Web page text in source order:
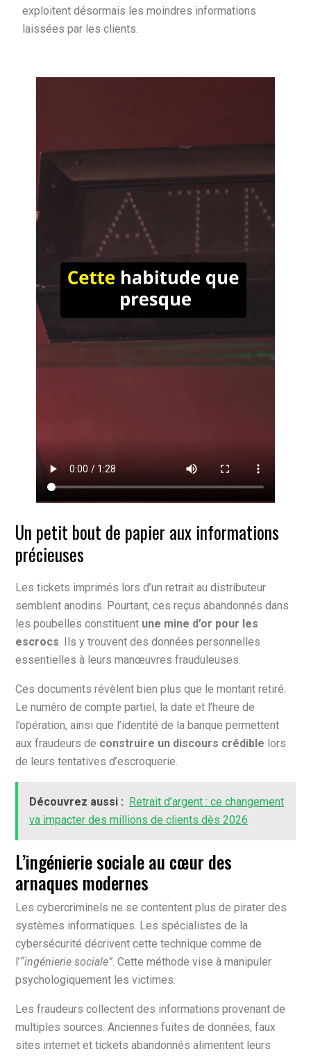
exploitent désormais les moindres informations
laissées par les clients.
Un petit bout de papier aux informations
précieuses
Les tickets imprimés lors d’un retrait au distributeur
semblent anodins. Pourtant, ces reçus abandonnés dans
les poubelles constituent une mine d’or pour les
escrocs. Ils y trouvent des données personnelles
essentielles à leurs manœuvres frauduleuses.
Ces documents révèlent bien plus que le montant retiré.
Le numéro de compte partiel, la date et l’heure de
l’opération, ainsi que l’identité de la banque permettent
aux fraudeurs de construire un discours crédible lors
de leurs tentatives d’escroquerie.
Découvrez aussi :
Retrait d’argent : ce changement
va impacter des millions de clients dès 2026
L’ingénierie sociale au cœur des
arnaques modernes
Les cybercriminels ne se contentent plus de pirater des
systèmes informatiques. Les spécialistes de la
cybersécurité décrivent cette technique comme de
l’“ingénierie sociale”. Cette méthode vise à manipuler
psychologiquement les victimes.
Les fraudeurs collectent des informations provenant de
multiples sources. Anciennes fuites de données, faux
sites internet et tickets abandonnés alimentent leurs